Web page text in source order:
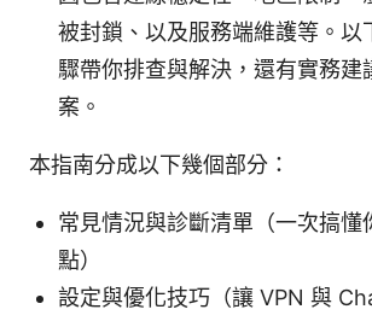
被封鎖、以及服務端維護等。以
驟帶你排查與解決，還有實務建
案。
本指南分成以下幾個部分：
常見情況與診斷清單（一次搞懂
點）
設定與優化技巧（讓 VPN 與